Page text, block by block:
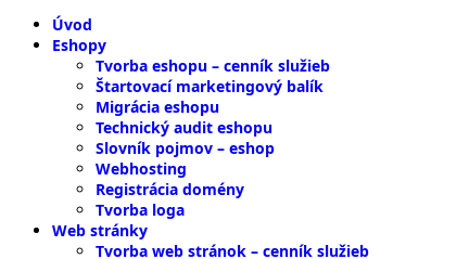
Úvod
Eshopy
Tvorba eshopu – cenník služieb
Štartovací marketingový balík
Migrácia eshopu
Technický audit eshopu
Slovník pojmov – eshop
Webhosting
Registrácia domény
Tvorba loga
Web stránky
Tvorba web stránok – cenník služieb